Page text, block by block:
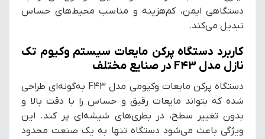
دستگاهی ایمن، کم‌هزینه و مناسب محیط‌های حساس
تبدیل می‌کند.
کاربرد دستگاه پرکن مایعات سیستم وکیوم تک
نازل مدل F43 در صنایع مختلف
دستگاه پرکن مایعات وکیومی مدل F43 به‌گونه‌ای طراحی
شده که بتواند مایعات رقیق و حساس را با دقت بالا و
بدون تغییر سطح، در بطری‌های شیشه‌ای پر کند. این
ویژگی باعث می‌شود دستگاه تنها به یک صنعت محدود